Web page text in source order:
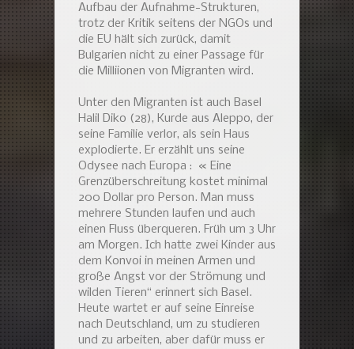
Aufbau der Aufnahme-Strukturen,
trotz der Kritik seitens der NGOs und
die EU hält sich zurück, damit
Bulgarien nicht zu einer Passage für
die Milliionen von Migranten wird.
Unter den Migranten ist auch Basel
Halil Diko (28), Kurde aus Aleppo, der
seine Familie verlor, als sein Haus
explodierte. Er erzählt uns seine
Odysee nach Europa : « Eine
Grenzüberschreitung kostet minimal
200 Dollar pro Person. Man muss
mehrere Stunden laufen und auch
einen Fluss überqueren. Früh um 3 Uhr
am Morgen. Ich hatte zwei Kinder aus
dem Konvoi in meinen Armen und
große Angst vor der Strömung und
wilden Tieren“ erinnert sich Basel.
Heute wartet er auf seine Einreise
nach Deutschland, um zu studieren
und zu arbeiten, aber dafür muss er